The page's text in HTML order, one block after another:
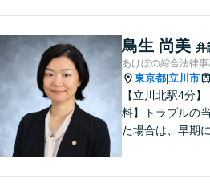
法を指南します
に依頼したら、
かかるのか。
鳥生 尚美 弁
あけぼの綜合法律
東京都 立川市
【立川北駅4分
料】トラブルの
た場合は、早期